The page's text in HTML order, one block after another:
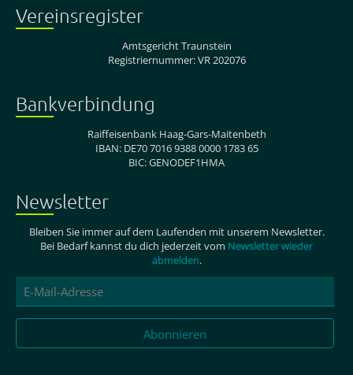
Vereinsregister
Amtsgericht Traunstein
Registriernummer: VR 202076
Bankverbindung
Raiffeisenbank Haag-Gars-Maitenbeth
IBAN: DE70 7016 9388 0000 1783 65
BIC: GENODEF1HMA
Newsletter
Bleiben Sie immer auf dem Laufenden mit unserem Newsletter.
Bei Bedarf kannst du dich jederzeit vom Newsletter wieder
abmelden.
E-
Mail-
Adresse
Abonnieren